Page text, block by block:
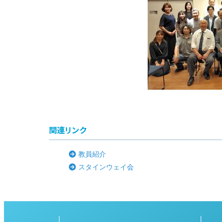
関連リンク
教員紹介
スタインウェイ会